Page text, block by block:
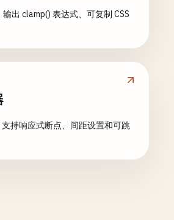
出 clamp() 表达式、可复制 CSS
持响应式断点、间距设置和可跳